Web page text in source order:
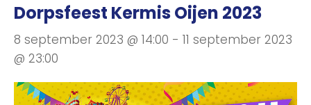
Dorpsfeest Kermis Oijen 2023
8 september 2023 @ 14:00 - 11 september 2023
@ 23:00